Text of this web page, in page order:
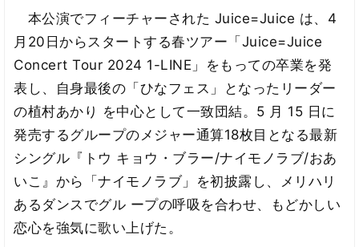
本公演でフィーチャーされた Juice=Juice は、4
月20日からスタートする春ツアー「Juice=Juice
Concert Tour 2024 1-LINE」をもっての卒業を発
表し、自身最後の「ひなフェス」となったリーダー
の植村あかり を中心として一致団結。5 月 15 日に
発売するグループのメジャー通算18枚目となる最新
シングル『トウ キョウ・ブラー/ナイモノラブ/おあ
いこ』から「ナイモノラブ」を初披露し、メリハリ
あるダンスでグル ープの呼吸を合わせ、もどかしい
恋心を強気に歌い上げた。